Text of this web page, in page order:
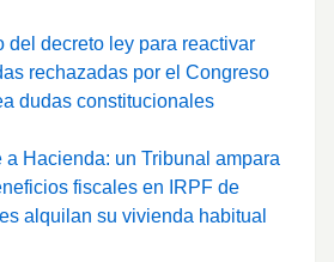
del decreto ley para reactivar
rechazadas por el Congreso
dudas constitucionales
a Hacienda: un Tribunal ampara
fiscales en IRPF de
alquilan su vivienda habitual